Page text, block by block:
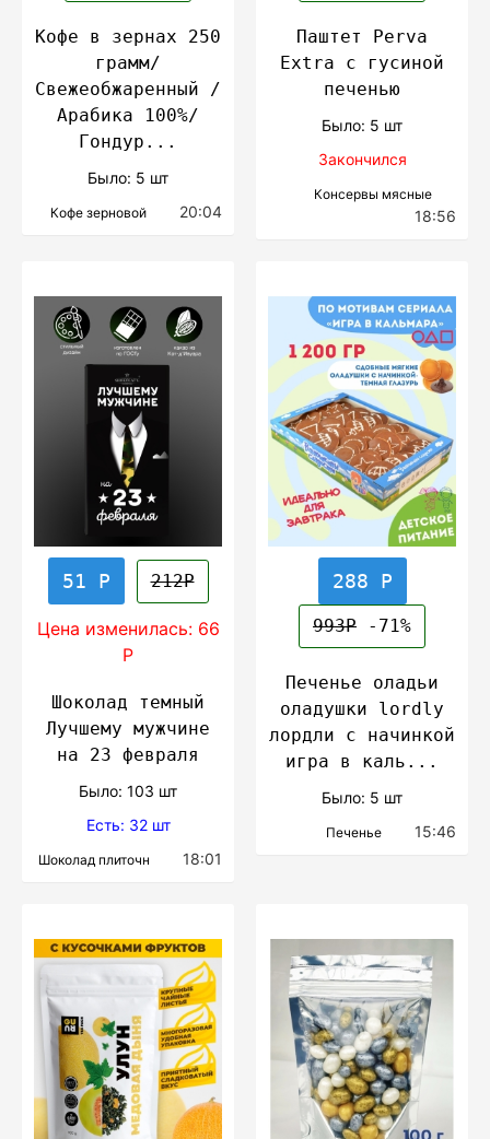
Кофе в зернах 250
грамм/
Свежеобжаренный /
Арабика 100%/
Гондур...
Было: 5 шт
Кофе зерновой 20:04
Паштет Perva
Extra c гусиной
печенью
Было: 5 шт
Закончился
Консервы мясные
18:56
51 Р 212Р
Цена изменилась: 66
Р
Шоколад темный
Лучшему мужчине
на 23 февраля
Было: 103 шт
Есть: 32 шт
Шоколад плиточн 18:01
288 Р
993Р -71%
Печенье оладьи
оладушки lordly
лордли с начинкой
игра в каль...
Было: 5 шт
Печенье 15:46